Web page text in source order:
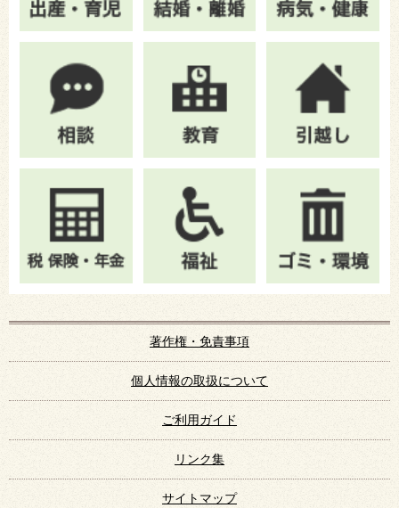
著作権・免責事項
個人情報の取扱について
ご利用ガイド
リンク集
サイトマップ